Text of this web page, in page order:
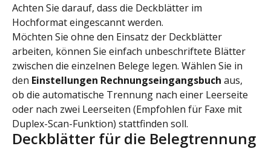
Achten Sie darauf, dass die Deckblätter im
Hochformat eingescannt werden.
Möchten Sie ohne den Einsatz der Deckblätter
arbeiten, können Sie einfach unbeschriftete Blätter
zwischen die einzelnen Belege legen. Wählen Sie in
den Einstellungen Rechnungseingangsbuch aus,
ob die automatische Trennung nach einer Leerseite
oder nach zwei Leerseiten (Empfohlen für Faxe mit
Duplex-Scan-Funktion) stattfinden soll.
Deckblätter für die Belegtrennung